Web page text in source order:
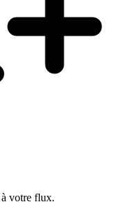
à votre flux.